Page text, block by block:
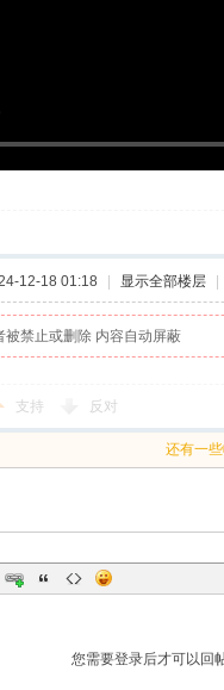
12-18 01:18 显示全部楼层
被禁止或删除 内容自动屏蔽
支持 反对
还有一
您需要登录后才可以回